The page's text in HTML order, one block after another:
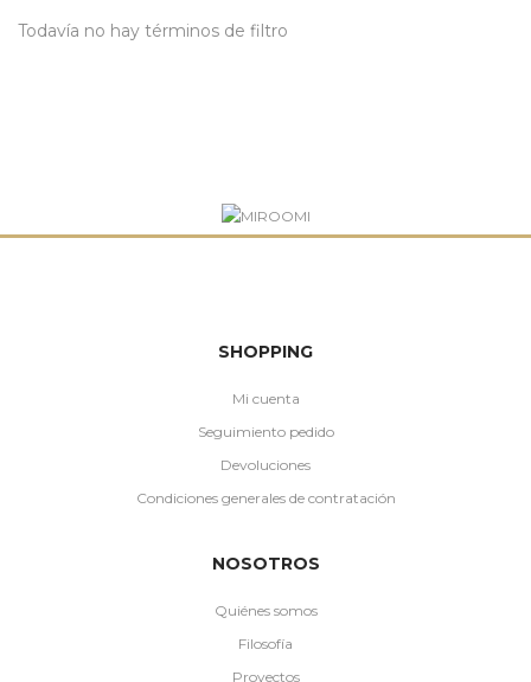
Todavía no hay términos de filtro
SHOPPING
Mi cuenta
Seguimiento pedido
Devoluciones
Condiciones generales de contratación
NOSOTROS
Quiénes somos
Filosofía
Proyectos